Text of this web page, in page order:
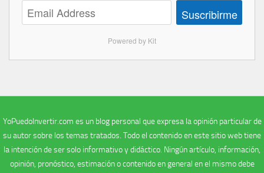
Suscribirme
Powered by Kit
YoPuedoInvertir.com es un blog personal que expresa la opinión particular de
su autor sobre los temas tratados. Todo el contenido en este sitio web tiene
la intención de ser solo informativo y didáctico. Ningún artículo, información,
opinión, pronóstico, estimación o contenido en general en el mismo debe